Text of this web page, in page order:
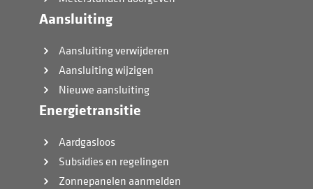
Aansluiting
Aansluiting verwijderen
Aansluiting wijzigen
Nieuwe aansluiting
Energietransitie
Aardgasloos
Subsidies en regelingen
Zonnepanelen aanmelden